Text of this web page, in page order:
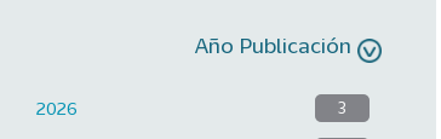
Año Publicación
2026 3